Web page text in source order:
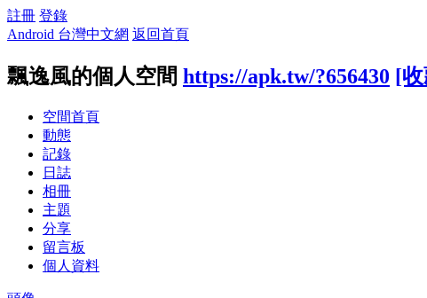
註冊 登錄
Android 台灣中文網 返回首頁
飄逸風的個人空間 https://apk.tw/?656430 [
空間首頁
動態
記錄
日誌
相冊
主題
分享
留言板
個人資料